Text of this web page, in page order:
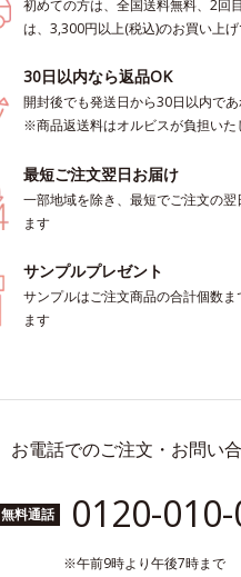
初めての方は、全国送料無料、2回
は、3,300円以上(税込)のお買い上
30日以内なら返品OK
開封後でも発送日から30日以内で
※商品返送料はオルビスが負担いた
最短ご注文翌日お届け
一部地域を除き、最短でご注文の翌
ます
サンプルプレゼント
サンプルはご注文商品の合計個数
ます
お電話でのご注文・お問い
無料通話 0120-
午前9時より午後7時まで